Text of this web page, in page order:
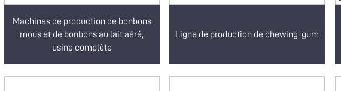
Machines de production de bonbons
mous et de bonbons au lait aéré,
usine complète
Ligne de production de chewing-gum